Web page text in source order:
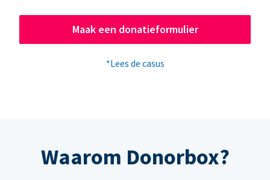
Maak een donatieformulier
*Lees de casus
Waarom Donorbox?